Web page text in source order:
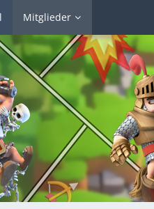
Mitglieder